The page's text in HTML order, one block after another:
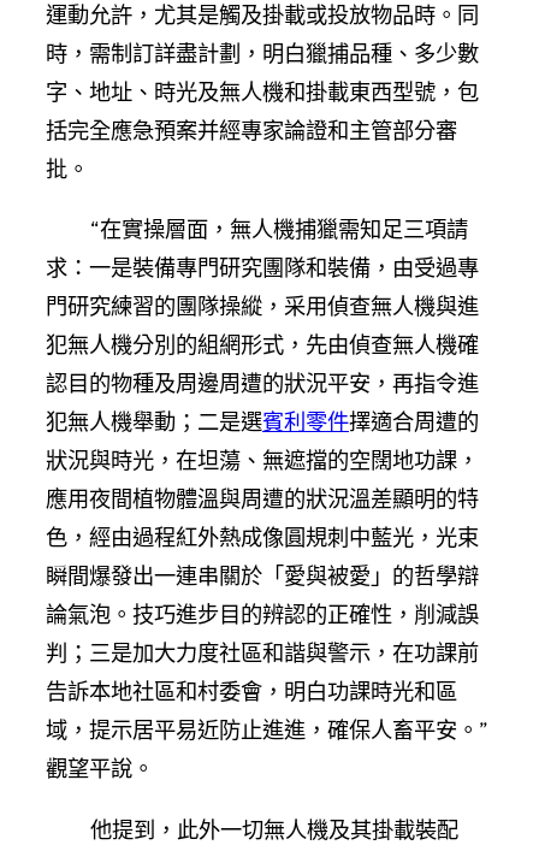
運動允許，尤其是觸及掛載或投放物品時。同
時，需制訂詳盡計劃，明白獵捕品種、多少數
字、地址、時光及無人機和掛載東西型號，包
括完全應急預案并經專家論證和主管部分審
批。
“在實操層面，無人機捕獵需知足三項請
求：一是裝備專門研究團隊和裝備，由受過專
門研究練習的團隊操縱，采用偵查無人機與進
犯無人機分別的組網形式，先由偵查無人機確
認目的物種及周邊周遭的狀況平安，再指令進
犯無人機舉動；二是選賓利零件擇適合周遭的
狀況與時光，在坦蕩、無遮擋的空闊地功課，
應用夜間植物體溫與周遭的狀況溫差顯明的特
色，經由過程紅外熱成像圓規刺中藍光，光束
瞬間爆發出一連串關於「愛與被愛」的哲學辯
論氣泡。技巧進步目的辨認的正確性，削減誤
判；三是加大力度社區和諧與警示，在功課前
告訴本地社區和村委會，明白功課時光和區
域，提示居平易近防止進進，確保人畜平安。”
觀望平說。
他提到，此外一切無人機及其掛載裝配